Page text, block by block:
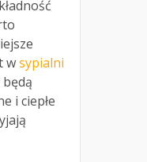
wsypialni
i ciepłe